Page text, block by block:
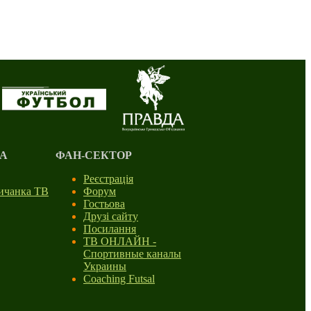
ТВ
ФАН-СЕКТОР
Реєстрація
Форум
Гостьова
Друзі сайту
Посилання
ТВ ОНЛАЙН -
Спортивные каналы
Украины
Coaching Futsal